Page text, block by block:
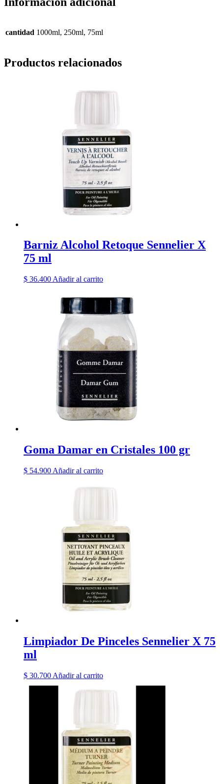
cantidad 1000ml, 250ml, 75ml
Productos relacionados
Barniz Alcohol Retoque Sennelier X
75 ml
$ 36.400 Añadir al carrito
Goma Damar en Cristales 100 gr
$ 54.900 Añadir al carrito
Limpiador De Pinceles Sennelier X 75
ml
$ 30.700 Añadir al carrito